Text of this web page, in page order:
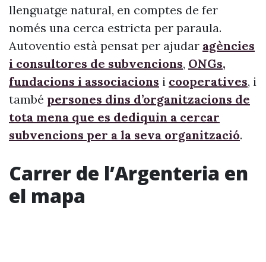
llenguatge natural, en comptes de fer
només una cerca estricta per paraula.
Autoventio està pensat per ajudar agències
i consultores de subvencions, ONGs,
fundacions i associacions i cooperatives, i
també persones dins d’organitzacions de
tota mena que es dediquin a cercar
subvencions per a la seva organització.
Carrer de l’Argenteria en
el mapa